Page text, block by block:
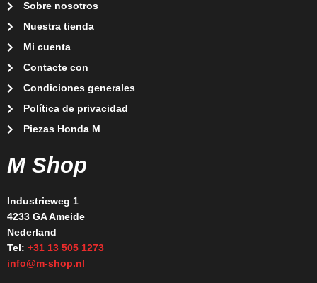
Sobre nosotros
Nuestra tienda
Mi cuenta
Contacte con
Condiciones generales
Política de privacidad
Piezas Honda M
M Shop
Industrieweg 1
4233 GA Ameide
Nederland
Tel: +31 13 505 1273
info@m-shop.nl